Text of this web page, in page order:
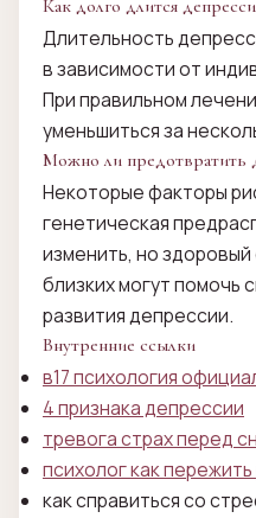
Как долго длится
Длительность
в зависимости от
При правильном
уменьшиться за
Можно ли предотвратить
Некоторые факторы
генетическая
изменить, но
близких могут помочь
развития депрессии.
Внутренние ссылки
в17 психология
4 признака депрессии
тревога страх перед
психолог как
как справиться со